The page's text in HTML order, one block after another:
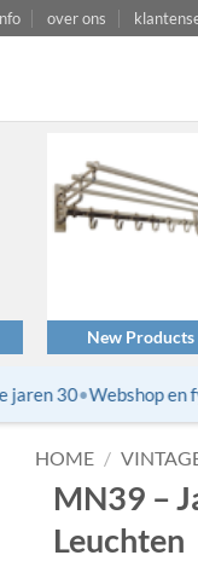
over ons
New Products
30•Webshop en
HOME /
MN39 –
Leuchten